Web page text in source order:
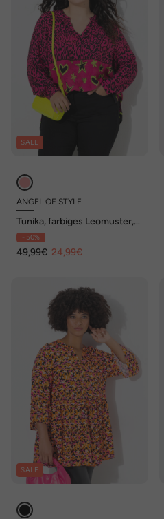
SALE
ANGEL OF STYLE
Tunika, farbiges Leomuster,
Saumstreifen
- 50%
49,99€ 24,99€
SALE